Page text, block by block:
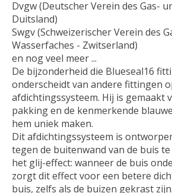
Dvgw (Deutscher Verein des Gas-
Duitsland)
Swgv (Schweizerischer Verein des
Wasserfaches - Zwitserland)
en nog veel meer ...
De bijzonderheid die Blueseal16
onderscheidt van andere fittingen
afdichtingssysteem. Hij is gemaakt
pakking en de kenmerkende
hem uniek maken.
Dit afdichtingssysteem is
tegen de buitenwand van de buis
het glij-effect: wanneer de buis
zorgt dit effect voor een betere
buis, zelfs als de buizen gekrast zijn.